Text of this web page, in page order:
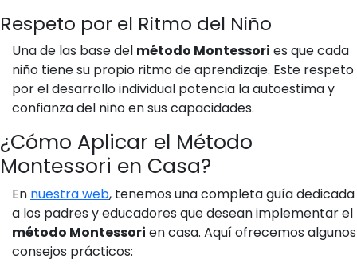
Respeto por el Ritmo del Niño
Una de las base del método Montessori es que cada
niño tiene su propio ritmo de aprendizaje. Este respeto
por el desarrollo individual potencia la autoestima y
confianza del niño en sus capacidades.
¿Cómo Aplicar el Método
Montessori en Casa?
En nuestra web, tenemos una completa guía dedicada
a los padres y educadores que desean implementar el
método Montessori en casa. Aquí ofrecemos algunos
consejos prácticos: